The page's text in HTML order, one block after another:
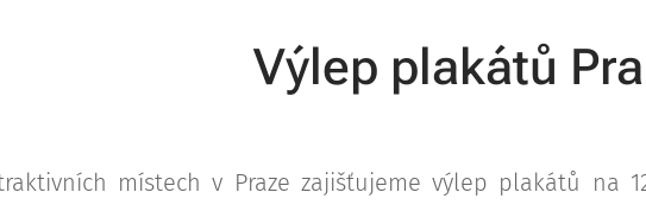
Výlep plakátů
místech v Praze zajišťujeme výlep plakátů na